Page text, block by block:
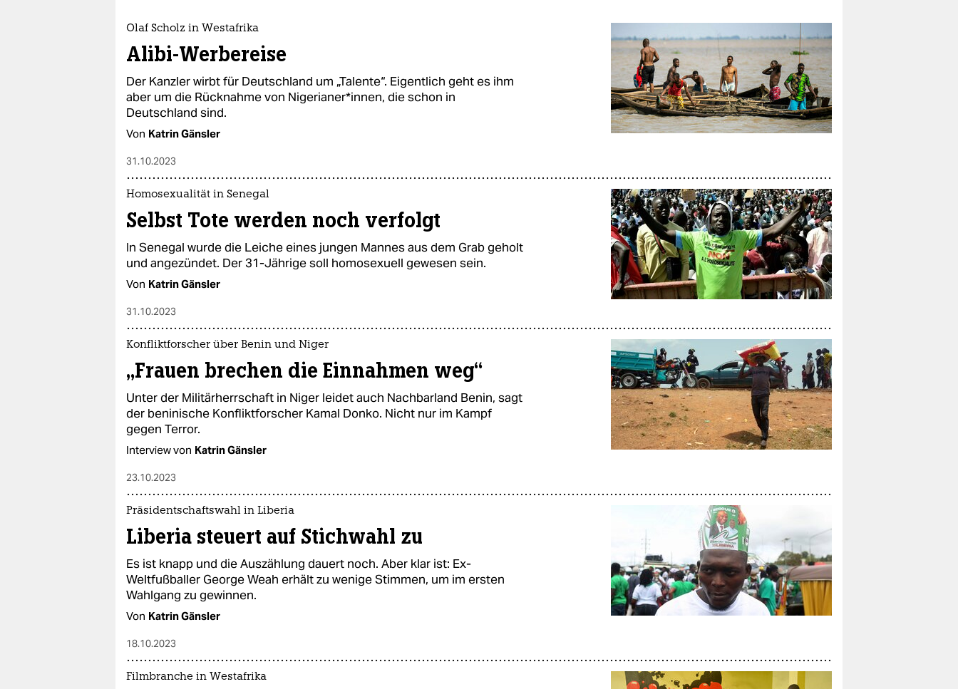
Olaf Scholz in Westafrika
Alibi-Werbereise
Der Kanzler wirbt für Deutschland um „Talente“. Eigentlich geht es ihm
aber um die Rücknahme von Nigerianer*innen, die schon in
Deutschland sind.
Von Katrin Gänsler
31.10.2023
Homosexualität in Senegal
Selbst Tote werden noch verfolgt
In Senegal wurde die Leiche eines jungen Mannes aus dem Grab geholt
und angezündet. Der 31-Jährige soll homosexuell gewesen sein.
Von Katrin Gänsler
31.10.2023
Konfliktforscher über Benin und Niger
„Frauen brechen die Einnahmen weg“
Unter der Militärherrschaft in Niger leidet auch Nachbarland Benin, sagt
der beninische Konfliktforscher Kamal Donko. Nicht nur im Kampf
gegen Terror.
Interview von Katrin Gänsler
23.10.2023
Präsidentschaftswahl in Liberia
Liberia steuert auf Stichwahl zu
Es ist knapp und die Auszählung dauert noch. Aber klar ist: Ex-
Weltfußballer George Weah erhält zu wenige Stimmen, um im ersten
Wahlgang zu gewinnen.
Von Katrin Gänsler
18.10.2023
Filmbranche in Westafrika